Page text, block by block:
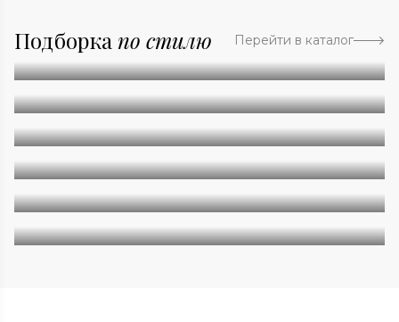
Подборка по стилю Перейти в каталог
Абстракция
Однотонные
Геометрия
Классические
Современные
Дизайнерские